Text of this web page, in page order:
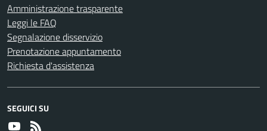
Amministrazione trasparente
Leggi le FAQ
Segnalazione disservizio
Prenotazione appuntamento
Richiesta d'assistenza
SEGUICI SU